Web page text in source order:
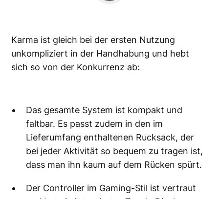
Karma ist gleich bei der ersten Nutzung
unkompliziert in der Handhabung und hebt
sich so von der Konkurrenz ab:
Das gesamte System ist kompakt und
faltbar. Es passt zudem in den im
Lieferumfang enthaltenen Rucksack, der
bei jeder Aktivität so bequem zu tragen ist,
dass man ihn kaum auf dem Rücken spürt.
Der Controller im Gaming-Stil ist vertraut